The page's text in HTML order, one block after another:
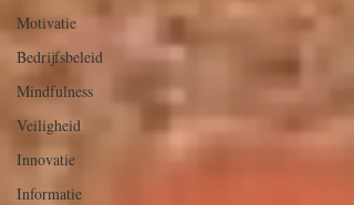
Motivatie
Bedrijfsbeleid
Mindfulness
Veiligheid
Innovatie
Informatie